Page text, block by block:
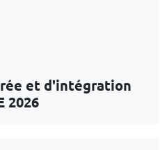
et d'intégration
2026